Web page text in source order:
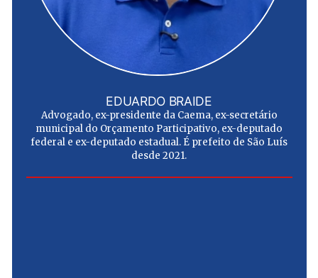
EDUARDO BRAIDE
Advogado, ex-presidente da Caema, ex-secretário
municipal do Orçamento Participativo, ex-deputado
federal e ex-deputado estadual. É prefeito de São Luís
desde 2021.